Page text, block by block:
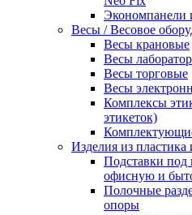
Экономпанели
Весы / Весовое
Весы крановые
Весы
Весы торговые
Весы
Комплексы
этикеток)
Изделия из пластика
Подставки
офисную и
Полочные
опоры